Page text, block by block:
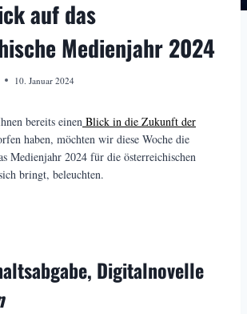
auf das
Medienjahr 2024
10. Januar 2024
bereits einen Blick in die Zukunft der
haben, möchten wir diese Woche die
Medienjahr 2024 für die österreichischen
bringt, beleuchten.
Digitalnovelle